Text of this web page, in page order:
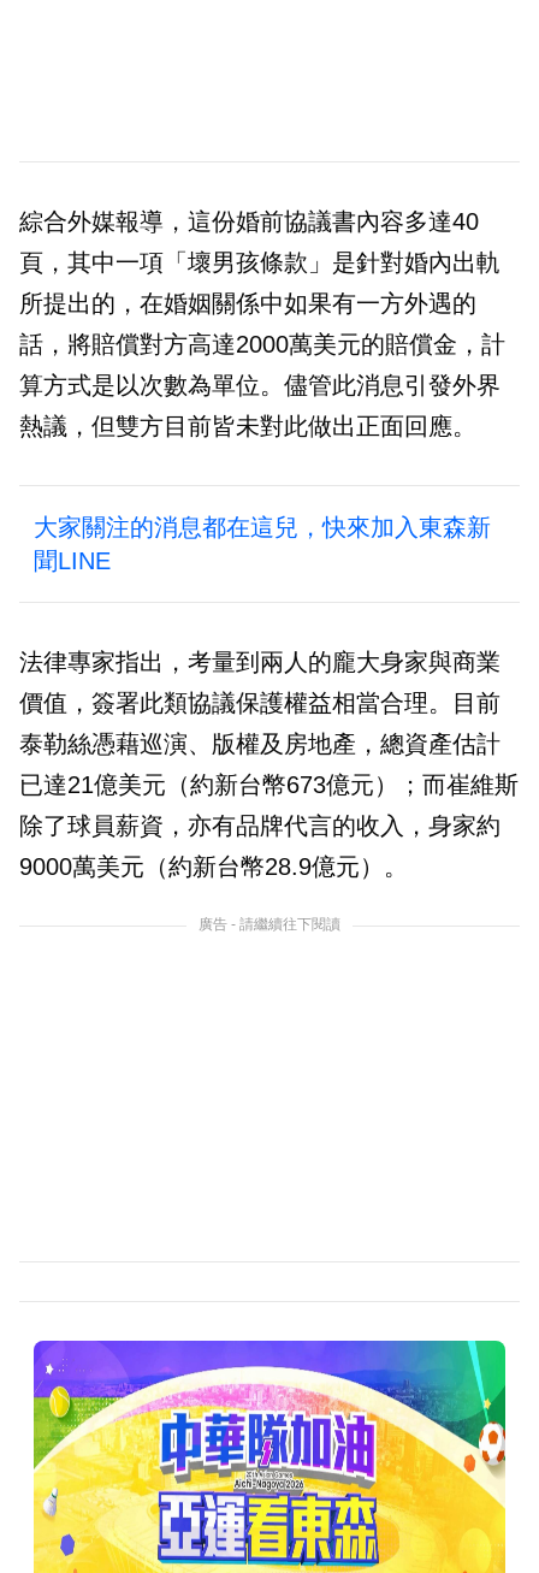
綜合外媒報導，這份婚前協議書內容多達40
頁，其中一項「壞男孩條款」是針對婚內出軌
所提出的，在婚姻關係中如果有一方外遇的
話，將賠償對方高達2000萬美元的賠償金，計
算方式是以次數為單位。儘管此消息引發外界
熱議，但雙方目前皆未對此做出正面回應。
大家關注的消息都在這兒，快來加入東森新
聞LINE
法律專家指出，考量到兩人的龐大身家與商業
價值，簽署此類協議保護權益相當合理。目前
泰勒絲憑藉巡演、版權及房地產，總資產估計
已達21億美元（約新台幣673億元）；而崔維斯
除了球員薪資，亦有品牌代言的收入，身家約
9000萬美元（約新台幣28.9億元）。
廣告 - 請繼續往下閱讀